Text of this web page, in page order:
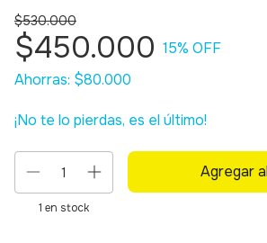
$530.000
$450.000 15% OFF
Ahorras: $80.000
¡No te lo pierdas, es el último!
1 en stock